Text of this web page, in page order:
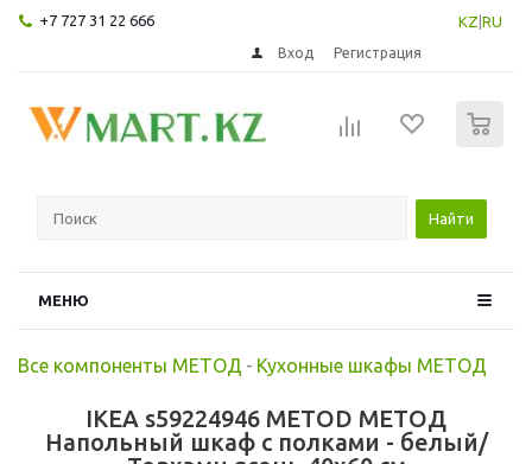
+7 727 31 22 666 KZ RU
Вход Регистрация
Найти
МЕНЮ
Все компоненты МЕТОД - Кухонные шкафы МЕТОД
IKEA s59224946 METOD МЕТОД
Напольный шкаф с полками - белый/